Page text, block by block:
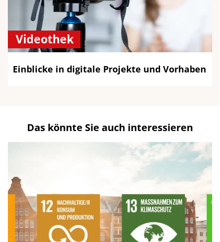
Videothek
Einblicke in digitale Projekte und Vorhaben
Das könnte Sie auch interessieren